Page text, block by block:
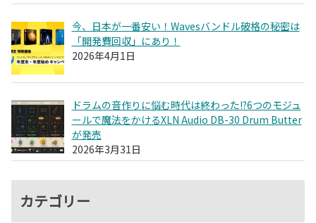
今、日本が一番安い！Wavesバンドル破格の秘密は
「開発費回収」にあり！
2026年4月1日
ドラムの音作りに悩む時代は終わった!?6つのモジュ
ールで魔法をかけるXLN Audio DB-30 Drum Butter
が発売
2026年3月31日
カテゴリー